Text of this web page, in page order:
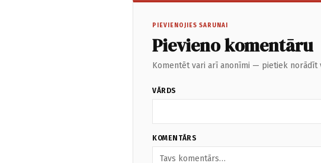
PIEVIENOJIES SARUNAI
Pievieno komentāru
Komentēt vari arī anonīmi — pietiek norādīt
VĀRDS
KOMENTĀRS